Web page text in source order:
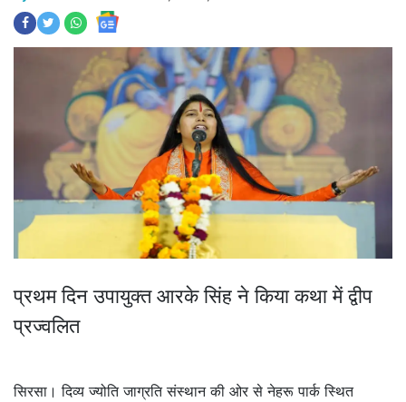
प्रथम दिन उपायुक्त आरके सिंह ने किया कथा में द्वीप
प्रज्वलित
सिरसा। दिव्य ज्योति जाग्रति संस्थान की ओर से नेहरू पार्क स्थित